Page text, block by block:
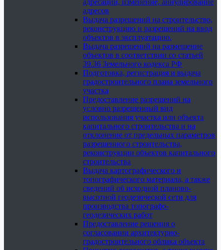
адресации, изменение, аннулирование
адресов
Выдача разрешений на строительство,
реконструкцию и разрешений на ввод
объектов в эксплуатацию.
Выдача разрешений на размещение
объектов в соответствии со статьей
39.36 Земельного кодекса РФ
Подготовка, регистрация и выдача
градостроительного плана земельного
участка
Предоставление разрешений на
условно разрешенный вид
использования участка или объекта
капитального строительства и на
отклонение от предельных параметров
разрешенного строительства,
реконструкции объектов капитального
строительства
Выдача картографического и
топографического материала, а также
сведений об исходной планово-
высотной геодезической сети для
производства топографо-
геодезических работ
Предоставление решения о
согласовании архитектурно-
градостроительного облика объекта